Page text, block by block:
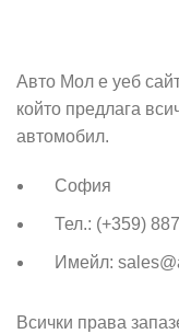
Авто Мол е уеб
който предлага
автомобил.
София
Тел.: (+359)
Имейл:
Всички права